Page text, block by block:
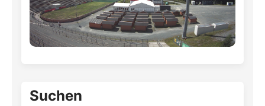
Suchen